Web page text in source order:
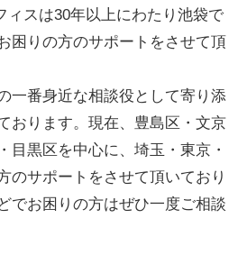
ィスは30年以上にわたり池袋で
困りの方のサポートをさせて頂
一番身近な相談役として寄り添
おります。現在、豊島区・文京
目黒区を中心に、埼玉・東京・
のサポートをさせて頂いており
でお困りの方はぜひ一度ご相談